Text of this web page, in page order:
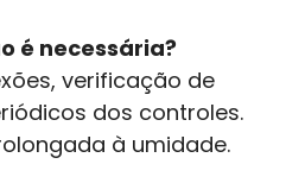
é necessária?
verificação de
dos controles.
à umidade.